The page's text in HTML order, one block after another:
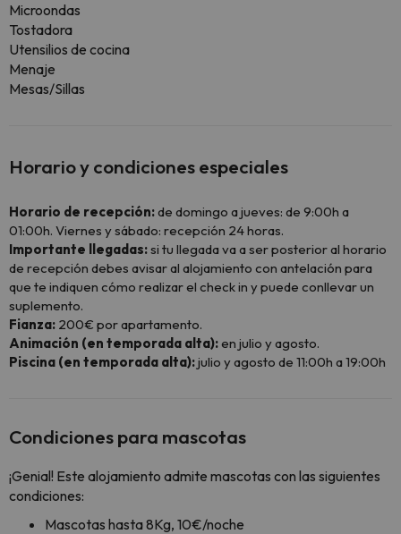
Microondas
Tostadora
Utensilios de cocina
Menaje
Mesas/Sillas
Horario y condiciones especiales
Horario de recepción:de domingo a jueves: de 9:00h a
01:00h. Viernes y sábado: recepción 24 horas.
Importante llegadas:si tu llegada va a ser posterior al horario
de recepción debes avisar al alojamiento con antelación para
que te indiquen cómo realizar el check in y puede conllevar un
suplemento.
Fianza: 200€ por apartamento.
Animación (en temporada alta):en julio y agosto.
Piscina (en temporada alta):julio y agosto de 11:00h a 19:00h
Condiciones para mascotas
¡Genial! Este alojamiento admite mascotas con las siguientes
condiciones:
Mascotas hasta 8Kg, 10€/noche